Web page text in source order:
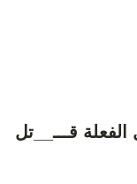
قـــ__تل